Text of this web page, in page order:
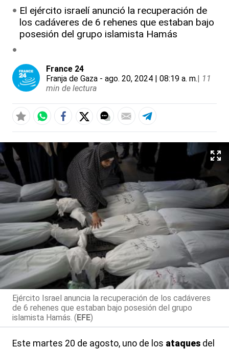
El ejército israelí anunció la recuperación de
los cadáveres de 6 rehenes que estaban bajo
posesión del grupo islamista Hamás
France 24
Franja de Gaza - ago. 20, 2024 | 08:19 a. m.| 11
min de lectura
Ejército Israel anuncia la recuperación de los cadáveres
de 6 rehenes que estaban bajo posesión del grupo
islamista Hamás. (EFE)
Este martes 20 de agosto, uno de los ataques del